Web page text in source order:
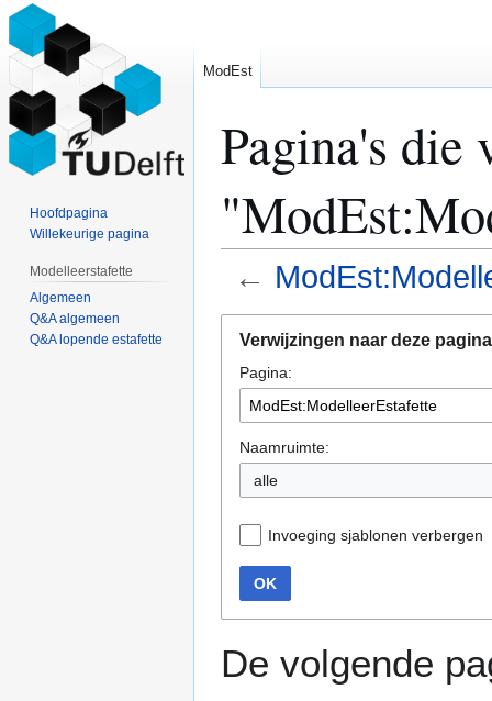
Pagina's die
←
navigatie
springen
zoeken
springen
Verwijzingen naar deze pagina
Pagina:
Naamruimte:
alle
Invoeging sjablonen verbergen
OK
De volgende
ModEst
Hoofdpagina
Willekeurige pagina
Modelleerstafette
Algemeen
Q&A algemeen
Q&A lopende estafette